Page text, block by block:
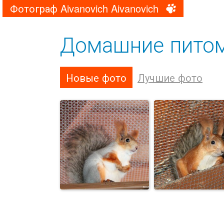
Фотограф Aivanovich Aivanovich
Домашние
Новые фото Лучшие фото